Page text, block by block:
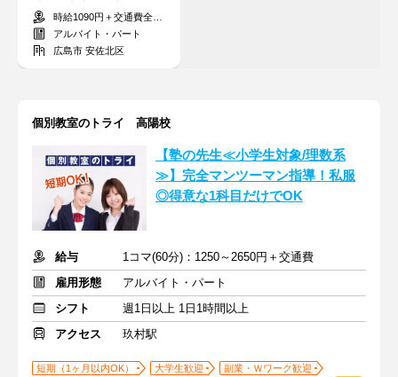
時間で家庭と両立☆うれ
しい賞与あり♪
時給1090円＋交通費全額支給
アルバイト・パート
広島市 安佐北区
個別教室のトライ 高陽校
【塾の先生≪小学生対象/理数系
≫】完全マンツーマン指導！私服
◎得意な1科目だけでOK
給与
1コマ(60分)：1250～2650円＋交通費
雇用形態
アルバイト・パート
シフト
週1日以上 1日1時間以上
アクセス
玖村駅
短期（1ヶ月以内OK） 大学生歓迎
副業・Ｗワーク歓迎